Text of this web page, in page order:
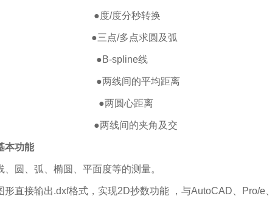
换 ●度/度分秒转换
●三点/多点求圆及弧
求线 ●B-spline线
距离 ●两线间的平均距离
距离 ●两圆心距离
●两线间的夹角及交
本功能
、圆、弧、椭圆、平面度等的测量。
形直接输出.dxf格式，实现2D抄数功能 ，与AutoCAD、Pro/e